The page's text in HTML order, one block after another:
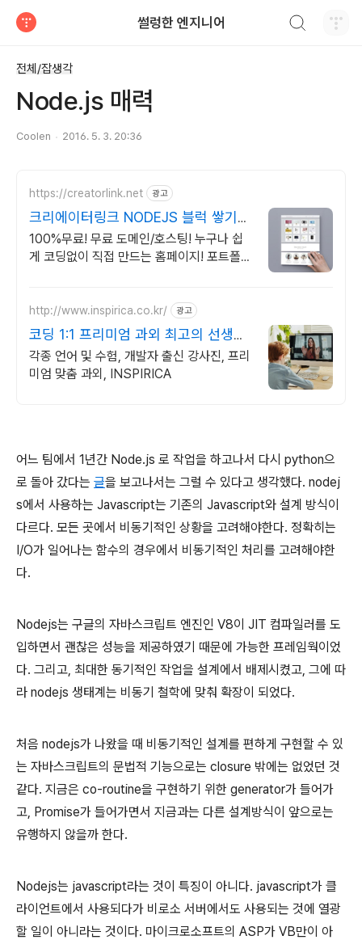
썰렁한 엔지니어
전체/잡생각
Node.js 매력
Coolen 2016. 5. 3. 20:36
https://creatorlink.net 광고
크리에이터링크 NODEJS 블럭 쌓기로
만드는 홈페이지
100%무료! 무료 도메인/호스팅! 누구나 쉽
게 코딩없이 직접 만드는 홈페이지! 포트폴리
http://www.inspirica.co.kr/ 광고
코딩 1:1 프리미엄 과외 최고의 선생님
들과 함께
각종 언어 및 수험, 개발자 출신 강사진, 프리
미엄 맞춤 과외, INSPIRICA
어느 팀에서 1년간 Node.js 로 작업을 하고나서 다시 python으
로 돌아 갔다는 글을 보고나서는 그럴 수 있다고 생각했다. nodej
s에서 사용하는 Javascript는 기존의 Javascript와 설계 방식이
다르다. 모든 곳에서 비동기적인 상황을 고려해야한다. 정확히는
I/O가 일어나는 함수의 경우에서 비동기적인 처리를 고려해야한
다.
Nodejs는 구글의 자바스크립트 엔진인 V8이 JIT 컴파일러를 도
입하면서 괜찮은 성능을 제공하였기 때문에 가능한 프레임웍이었
다. 그리고, 최대한 동기적인 작업을 설계에서 배제시켰고, 그에 따
라 nodejs 생태계는 비동기 철학에 맞춰 확장이 되었다.
처음 nodejs가 나왔을 때 비동기적인 설계를 편하게 구현할 수 있
는 자바스크립트의 문법적 기능으로는 closure 밖에는 없었던 것
같다. 지금은 co-routine을 구현하기 위한 generator가 들어가
고, Promise가 들어가면서 지금과는 다른 설계방식이 앞으로는
유행하지 않을까 한다.
Nodejs는 javascript라는 것이 특징이 아니다. javascript가 클
라이언트에서 사용되다가 비로소 서버에서도 사용되는 것에 열광
할 일이 아니라는 것이다. 마이크로소프트의 ASP가 VB만이 아